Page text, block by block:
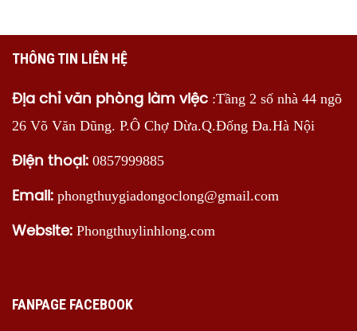
THÔNG TIN LIÊN HỆ
Địa chỉ văn phòng làm việc :Tầng 2 số nhà 44 ngõ
26 Võ Văn Dũng. P.Ô Chợ Dừa.Q.Đống Đa.Hà Nội
Điện thoại: 0857999885
Email: phongthuygiadongoclong@gmail.com
Website: Phongthuylinhlong.com
FANPAGE FACEBOOK